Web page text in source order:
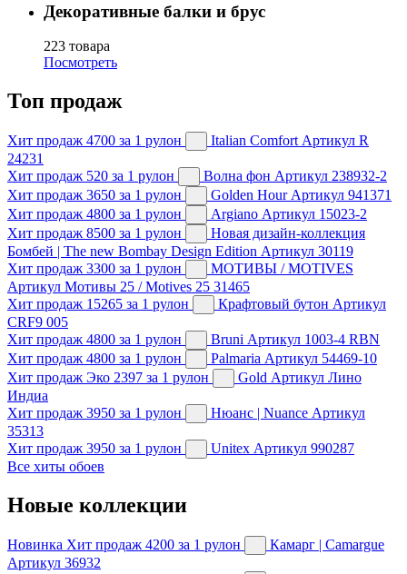
Декоративные балки и брус
223 товара
Посмотреть
Топ продаж
Хит продаж 4700 за 1 рулон Italian Comfort Артикул R
24231
Хит продаж 520 за 1 рулон Волна фон Артикул 238932-2
Хит продаж 3650 за 1 рулон Golden Hour Артикул 941371
Хит продаж 4800 за 1 рулон Argiano Артикул 15023-2
Хит продаж 8500 за 1 рулон
Новая дизайн-коллекция
Бомбей | The new Bombay Design Edition Артикул 30119
Хит продаж 3300 за 1 рулон
МОТИВЫ / MOTIVES
Артикул Мотивы 25 / Motives 25 31465
Хит продаж 15265 за 1 рулон Крафтовый бутон Артикул
CRF9 005
Хит продаж 4800 за 1 рулон Bruni Артикул 1003-4 RBN
Хит продаж 4800 за 1 рулон Palmaria Артикул 54469-10
Хит продаж Эко 2397 за 1 рулон Gold Артикул Лино
Индиа
Хит продаж 3950 за 1 рулон Нюанс | Nuance Артикул
35313
Хит продаж 3950 за 1 рулон Unitex Артикул 990287
Все хиты обоев
Новые коллекции
Новинка Хит продаж 4200 за 1 рулон
Камарг | Camargue
Артикул 36932